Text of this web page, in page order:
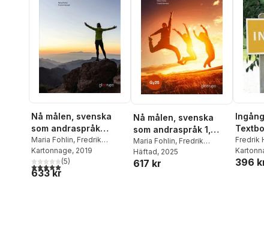
Nå målen, svenska
som andraspråk
delkurs 3 och 4
Maria Fohlin, Fredrik
Harstad
Kartonnage, 2019
5,0utav 5 stjärnor. Totalt antal röster:
(5)
633 kr
Nå målen, svenska
som andraspråk 1,
bok, Gy25
Maria Fohlin, Fredrik
Harstad
Häftad, 2025
617 kr
Fredrik
396